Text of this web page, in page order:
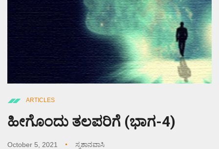
ARTICLES
ಹೀಗೊಂದು ತಲಪರಿಗೆ (ಭಾಗ-4)
October 5, 2021 ಸ್ಮಶಾನವಾಸಿ